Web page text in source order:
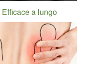
Efficace a lungo